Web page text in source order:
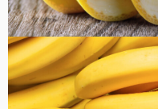
健康・美容